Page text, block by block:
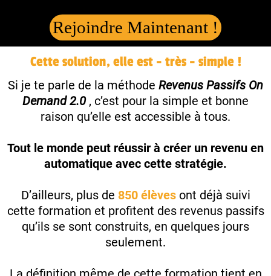
Rejoindre Maintenant !
Cette solution, elle est - très - simple !
Si je te parle de la méthode Revenus Passifs On
Demand 2.0 , c’est pour la simple et bonne
raison qu’elle est accessible à tous.
Tout le monde peut réussir à créer un revenu en
automatique avec cette stratégie.
D’ailleurs, plus de 850 élèvesont déjà suivi
cette formation et profitent des revenus passifs
qu’ils se sont construits, en quelques jours
seulement.